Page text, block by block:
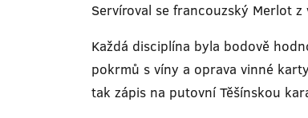
Servíroval se francouzský Merlot
Každá disciplína byla bodově
pokrmů s víny a oprava vinné
tak zápis na putovní Těšínskou